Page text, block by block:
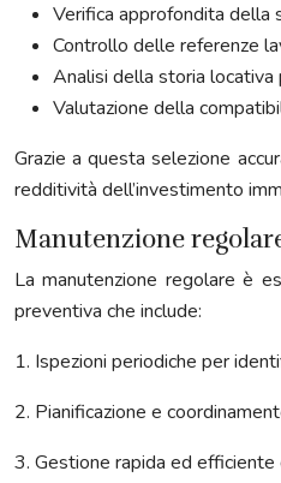
Verifica approfondita della
Controllo delle referenze
Analisi della storia
Valutazione della
Grazie a questa selezione
redditività dell’investimento
Manutenzione
La manutenzione regolare è
preventiva che include:
1. Ispezioni periodiche per
2. Pianificazione e
3. Gestione rapida ed efficiente